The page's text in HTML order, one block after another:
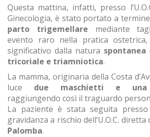
Questa mattina, infatti, presso
Ginecologia, è stato portato a
parto trigemellare mediante
evento raro nella pratica
significativo dalla natura spontanea
tricoriale e triamniotica.
La mamma, originaria della Costa
luce due maschietti e una
raggiungendo così il traguardo
La paziente è stata seguita presso
gravidanza a rischio dell’U.O.C. diretta
Palomba.